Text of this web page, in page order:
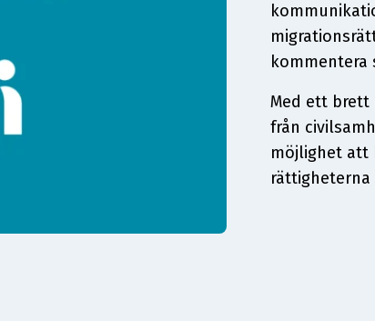
kommentera
Med ett brett
från
möjlighet att